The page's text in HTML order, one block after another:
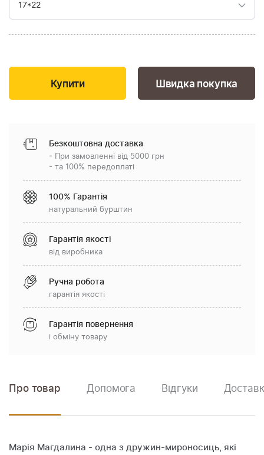
Швидка покупка
Безкоштовна доставка
- При замовленні від 5000 грн
- та 100% передоплаті
100% Гарантія
натуральний бурштин
Гарантія якості
від виробника
Ручна робота
гарантія якості
Гарантія повернення
і обміну товару
Про товар Допомога Відгуки
Марія Магдалина - одна з дружин-мироносиць, які